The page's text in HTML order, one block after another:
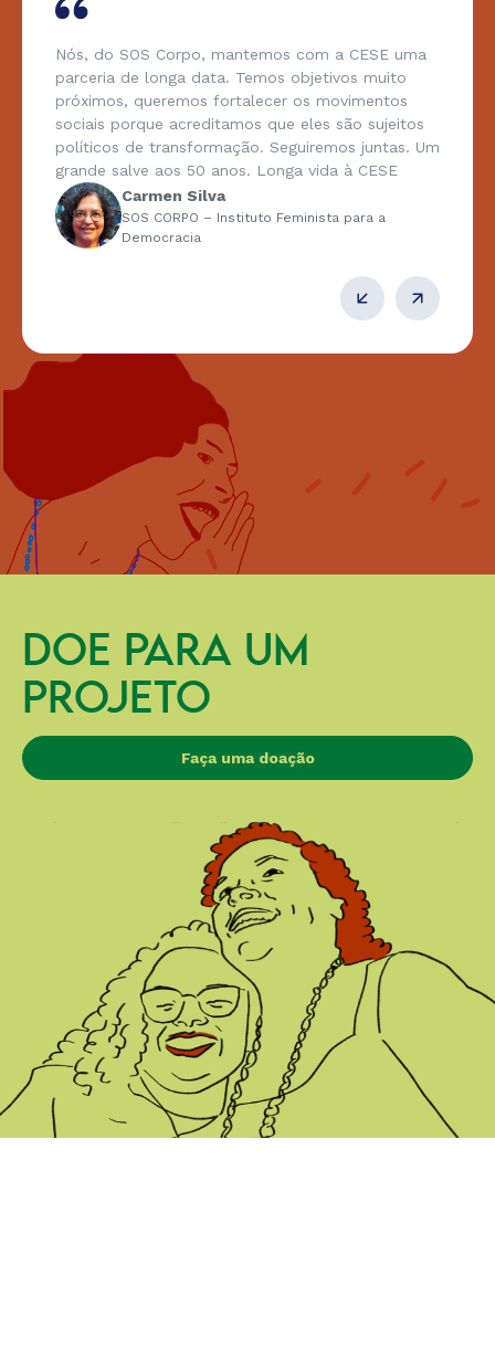
Nós, do SOS Corpo, mantemos com a CESE uma
parceria de longa data. Temos objetivos muito
próximos, queremos fortalecer os movimentos
sociais porque acreditamos que eles são sujeitos
políticos de transformação. Seguiremos juntas. Um
grande salve aos 50 anos. Longa vida à CESE
Carmen Silva
SOS CORPO – Instituto Feminista para a
Democracia
DOE PARA UM
PROJETO
Faça uma doação